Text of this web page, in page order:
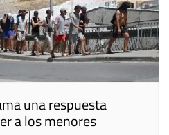
una respuesta
a los menores